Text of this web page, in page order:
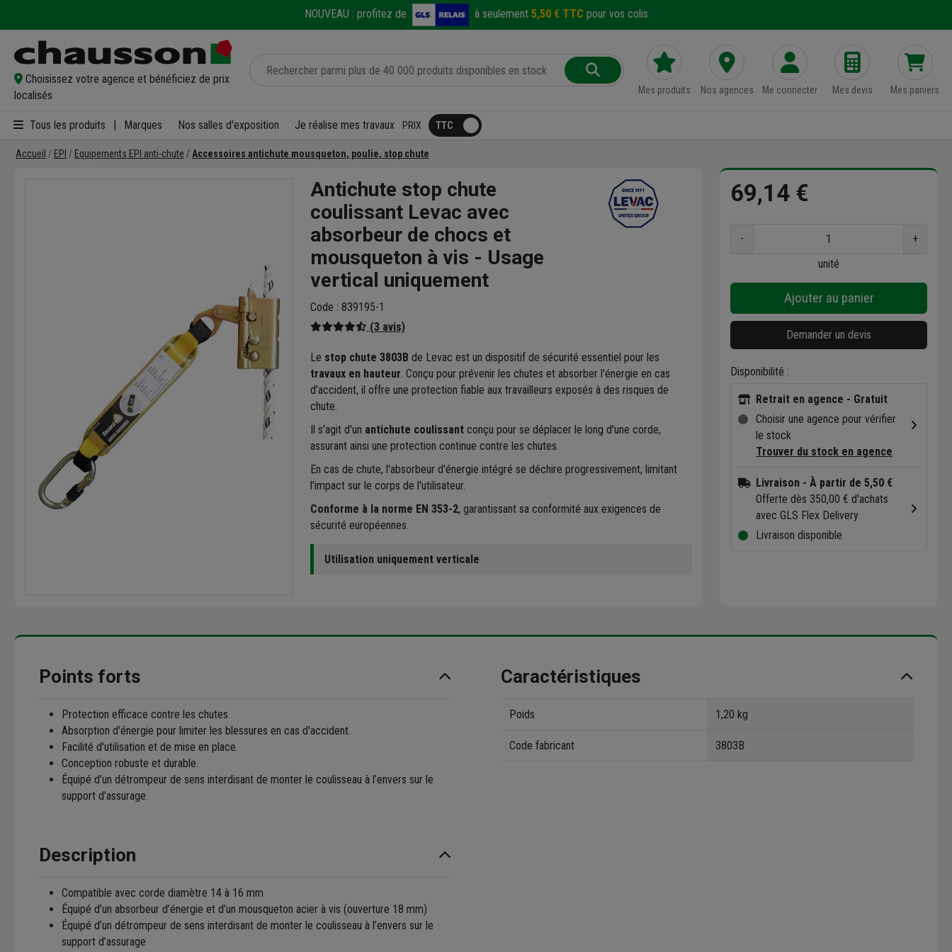
NOUVEAU : profitez de à seulement 5,50 € TTC pour vos colis
Choisissez votre agence et bénéficiez de prix
localisés
Mes produits Nos agences Me connecter Mes devis Mes paniers
Tous les produits Marques Nos salles d'exposition Je réalise mes travaux PRIX
Accueil EPI Equipements EPI anti-chute Accessoires antichute mousqueton, poulie, stop chute
Antichute stop chute
coulissant Levac avec
absorbeur de chocs et
mousqueton à vis - Usage
vertical uniquement
Code : 839195-1
(3 avis)
Le stop chute 3803B de Levac est un dispositif de sécurité essentiel pour les
travaux en hauteur. Conçu pour prévenir les chutes et absorber l'énergie en cas
d'accident, il offre une protection fiable aux travailleurs exposés à des risques de
chute.
Il s'agit d'un antichute coulissantconçu pour se déplacer le long d'une corde,
assurant ainsi une protection continue contre les chutes.
En cas de chute, l'absorbeur d'énergie intégré se déchire progressivement, limitant
l'impact sur le corps de l'utilisateur.
Conforme à la norme EN 353-2, garantissant sa conformité aux exigences de
sécurité européennes.
Utilisation uniquement verticale
69,14 €
-
+
unité
Ajouter au panier
Demander un devis
Disponibilité :
Retrait en agence - Gratuit
Choisir une agence pour vérifier
le stock
Trouver du stock en agence
Livraison - À partir de 5,50 €
Offerte dès 350,00 € d'achats
avec GLS Flex Delivery
Livraison disponible
Points forts
Protection efficace contre les chutes.
Absorption d'énergie pour limiter les blessures en cas d'accident.
Facilité d'utilisation et de mise en place.
Conception robuste et durable.
Équipé d’un détrompeur de sens interdisant de monter le coulisseau à l’envers sur le
support d’assurage.
Description
Compatible avec corde diamètre 14 à 16 mm
Équipé d’un absorbeur d’énergie et d’un mousqueton acier à vis (ouverture 18 mm)
Équipé d’un détrompeur de sens interdisant de monter le coulisseau à l’envers sur le
support d’assurage
Caractéristiques
Poids 1,20 kg
Code fabricant 3803B